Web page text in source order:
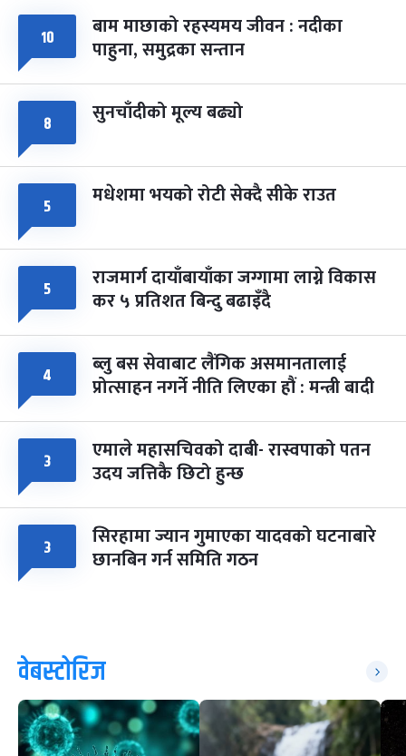
८ फागुपूर्णिमा
चैत्र ८, २०८३-Mar 22, 2027
७ महिना बाँकी
१० बाम माछाको रहस्यमय जीवन : नदीका
पाहुना, समुद्रका सन्तान
८ सुनचाँदीको मूल्य बढ्यो
५ मधेशमा भयको रोटी सेक्दै सीके राउत
५ राजमार्ग दायाँबायाँका जग्गामा लाग्ने विकास
कर ५ प्रतिशत बिन्दु बढाइँदै
४ ब्लु बस सेवाबाट लैंगिक असमानतालाई
प्रोत्साहन नगर्ने नीति लिएका हौं : मन्त्री बादी
३ एमाले महासचिवको दाबी- रास्वपाको पतन
उदय जत्तिकै छिटो हुन्छ
३ सिरहामा ज्यान गुमाएका यादवको घटनाबारे
छानबिन गर्न समिति गठन
वेबस्टोरिज